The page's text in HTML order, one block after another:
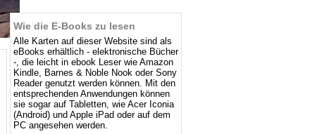
Wie die E-Books zu lesen
Alle Karten auf dieser Website sind als
eBooks erhältlich - elektronische Bücher
-, die leicht in ebook Leser wie Amazon
Kindle, Barnes & Noble Nook oder Sony
Reader genutzt werden können. Mit den
entsprechenden Anwendungen können
sie sogar auf Tabletten, wie Acer Iconia
(Android) und Apple iPad oder auf dem
PC angesehen werden.